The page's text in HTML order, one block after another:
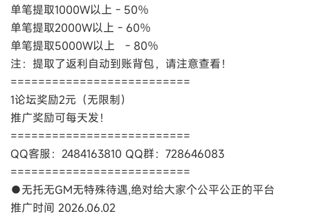
单笔提取1000W以上 - 50％
单笔提取2000W以上 - 60％
单笔提取5000W以上 - 80％
注：提取了返利自动到账背包，请注意查看！
==========================
1论坛奖励2元（无限制）
推广奖励可每天发！
==========================
QQ客服：2484163810 QQ群：728646083
==========================
●无托无GM无特殊待遇,绝对给大家个公平公正的平台
推广时间 2026.06.02